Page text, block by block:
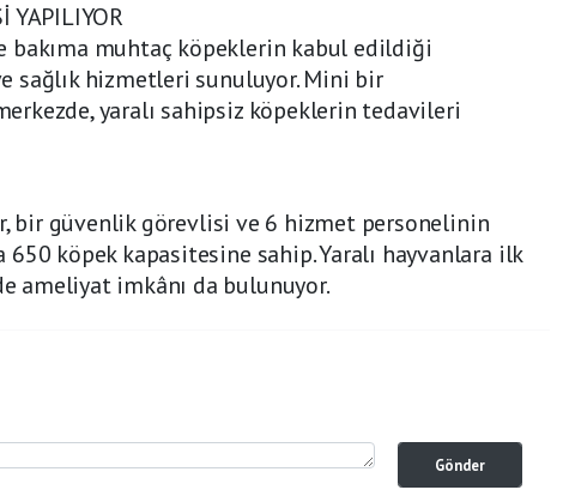
YAPILIYOR
bakıma muhtaç köpeklerin kabul edildiği
sağlık hizmetleri sunuluyor. Mini bir
yaralı sahipsiz köpeklerin tedavileri
bir güvenlik görevlisi ve 6 hizmet personelinin
650 köpek kapasitesine sahip. Yaralı hayvanlara ilk
ameliyat imkânı da bulunuyor.
Gönder